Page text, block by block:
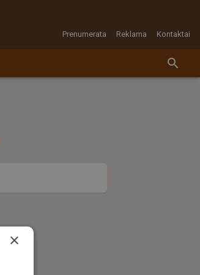
Prenumerata Reklama Kontaktai
×